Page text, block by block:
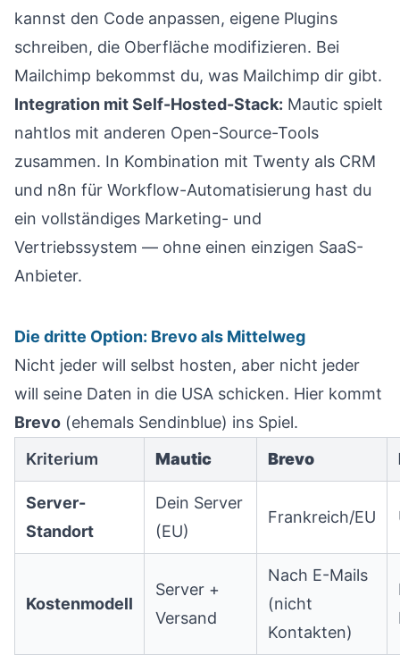
kannst den Code anpassen, eigene Plugins
schreiben, die Oberfläche modifizieren. Bei
Mailchimp bekommst du, was Mailchimp dir gibt.
Integration mit Self-Hosted-Stack: Mautic spielt
nahtlos mit anderen Open-Source-Tools
zusammen. In Kombination mit Twenty als CRM
und n8n für Workflow-Automatisierung hast du
ein vollständiges Marketing- und
Vertriebssystem — ohne einen einzigen SaaS-
Anbieter.
Die dritte Option: Brevo als Mittelweg
Nicht jeder will selbst hosten, aber nicht jeder
will seine Daten in die USA schicken. Hier kommt
Brevo (ehemals Sendinblue) ins Spiel.
Kriterium
Mautic Brevo
Server-
Standort
Dein Server
(EU)
Frankreich/EU
Kostenmodell
Server +
Versand
Nach E-Mails
(nicht
Kontakten)